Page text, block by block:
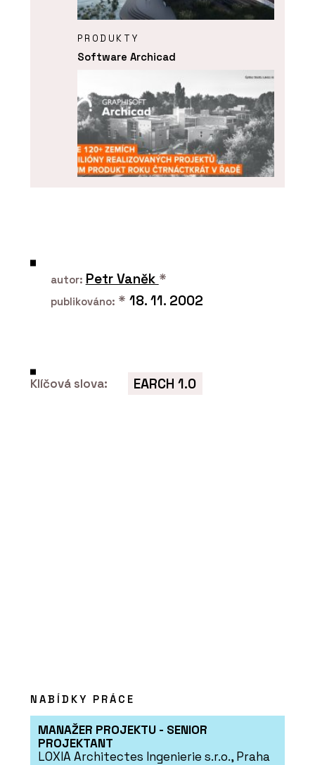
PRODUKTY
Software Archicad
autor: Petr Vaněk *
publikováno: * 18. 11. 2002
Klíčová slova: EARCH 1.0
NABÍDKY PRÁCE
MANAŽER PROJEKTU - SENIOR
PROJEKTANT
LOXIA Architectes Ingenierie s.r.o., Praha